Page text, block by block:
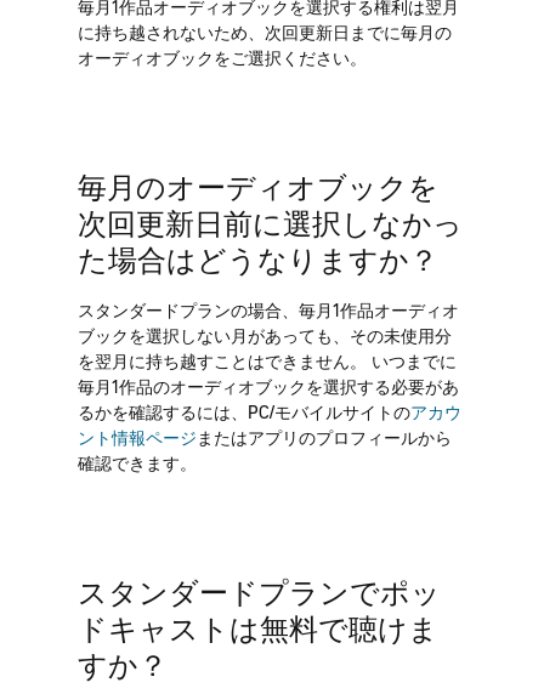
毎月1作品オーディオブックを選択する権利は翌月
に持ち越されないため、次回更新日までに毎月の
オーディオブックをご選択ください。
毎月のオーディオブックを
次回更新日前に選択しなかっ
た場合はどうなりますか？
スタンダードプランの場合、毎月1作品オーディオ
ブックを選択しない月があっても、その未使用分
を翌月に持ち越すことはできません。 いつまでに
毎月1作品のオーディオブックを選択する必要があ
るかを確認するには、PC/モバイルサイトのアカウ
ント情報ページまたはアプリのプロフィールから
確認できます。
スタンダードプランでポッ
ドキャストは無料で聴けま
すか？